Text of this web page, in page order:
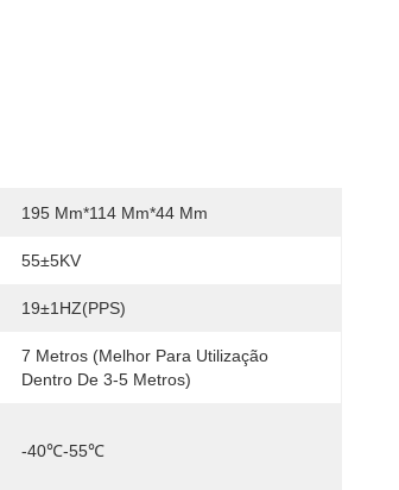
195 Mm*114 Mm*44 Mm
55±5KV
19±1HZ(PPS)
7 Metros (melhor Para Utilização
Dentro De 3-5 Metros)
-40℃-55℃